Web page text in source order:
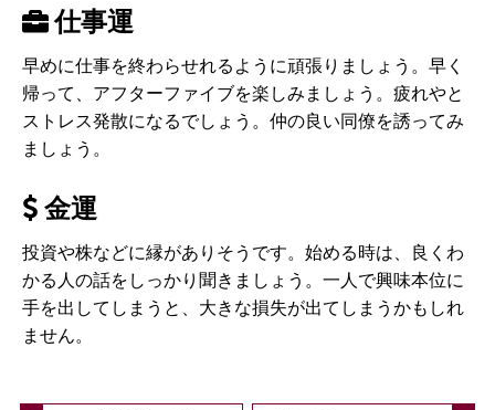
仕事運
早めに仕事を終わらせれるように頑張りましょう。早く
帰って、アフターファイブを楽しみましょう。疲れやと
ストレス発散になるでしょう。仲の良い同僚を誘ってみ
ましょう。
金運
投資や株などに縁がありそうです。始める時は、良くわ
かる人の話をしっかり聞きましょう。一人で興味本位に
手を出してしまうと、大きな損失が出てしまうかもしれ
ません。